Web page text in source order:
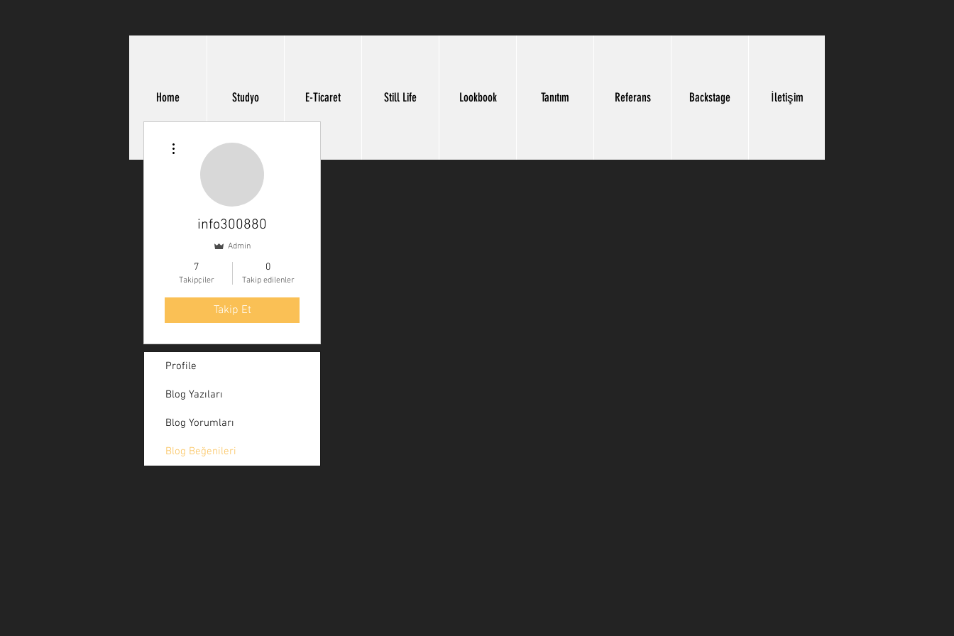
Home Studyo E-Ticaret Still Life Lookbook Tanıtım Referans Backstage İletişim
info300880
Admin
7
Takipçiler
0
Takip edilenler
Takip Et
Profile
Blog Yazıları
Blog Yorumları
Blog Beğenileri